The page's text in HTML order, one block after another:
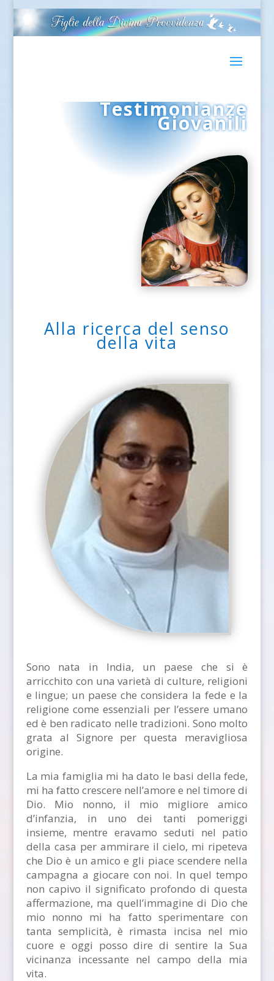
Testimonianze
Giovanili
Alla ricerca del senso
della vita
Sono nata in India, un paese che si è
arricchito con una varietà di culture, religioni
e lingue; un paese che considera la fede e la
religione come essenziali per l’essere umano
ed è ben radicato nelle tradizioni. Sono molto
grata al Signore per questa meravigliosa
origine.
La mia famiglia mi ha dato le basi della fede,
mi ha fatto crescere nell’amore e nel timore di
Dio. Mio nonno, il mio migliore amico
d’infanzia, in uno dei tanti pomeriggi
insieme, mentre eravamo seduti nel patio
della casa per ammirare il cielo, mi ripeteva
che Dio è un amico e gli piace scendere nella
campagna a giocare con noi. In quel tempo
non capivo il significato profondo di questa
affermazione, ma quell’immagine di Dio che
mio nonno mi ha fatto sperimentare con
tanta semplicità, è rimasta incisa nel mio
cuore e oggi posso dire di sentire la Sua
vicinanza incessante nel campo della mia
vita.